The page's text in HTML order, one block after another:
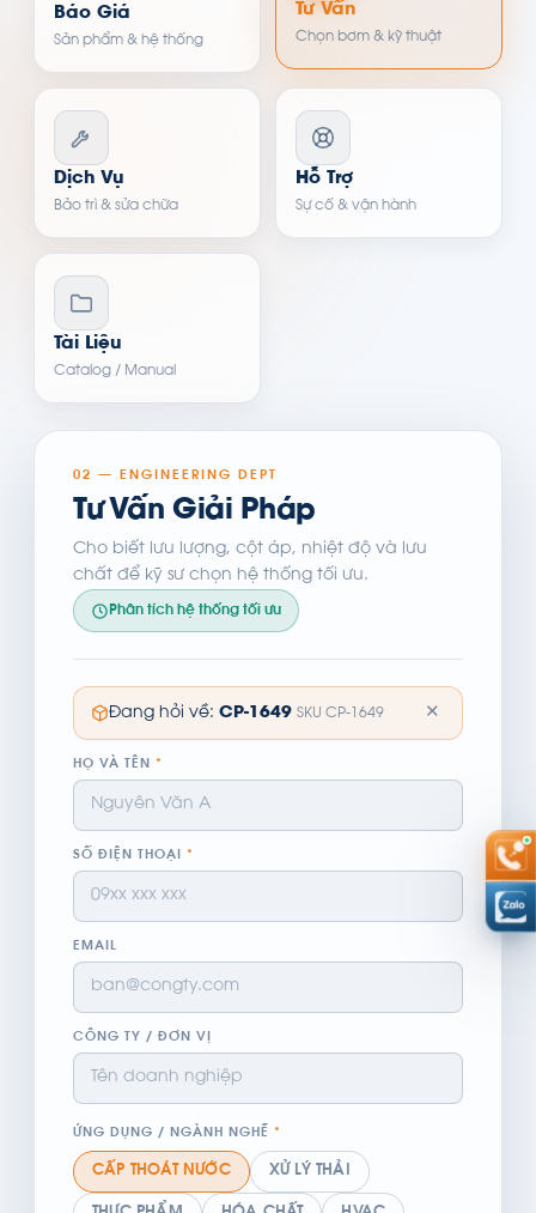
Báo Giá
Sản phẩm & hệ thống
Tư Vấn
Chọn bơm & kỹ thuật
Dịch Vụ
Bảo trì & sửa chữa
Hỗ Trợ
Sự cố & vận hành
Tài Liệu
Catalog / Manual
02 — ENGINEERING DEPT
Tư Vấn Giải Pháp
Cho biết lưu lượng, cột áp, nhiệt độ và lưu
chất để kỹ sư chọn hệ thống tối ưu.
Phân tích hệ thống tối ưu
Đang hỏi về: CP-1649 SKU CP-1649 ✕
HỌ VÀ TÊN *
SỐ ĐIỆN THOẠI *
EMAIL
CÔNG TY / ĐƠN VỊ
ỨNG DỤNG / NGÀNH NGHỀ *
CẤP THOÁT NƯỚC XỬ LÝ THẢI